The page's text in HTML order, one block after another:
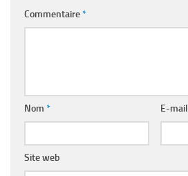
Commentaire*
Nom * E-mail
Site web